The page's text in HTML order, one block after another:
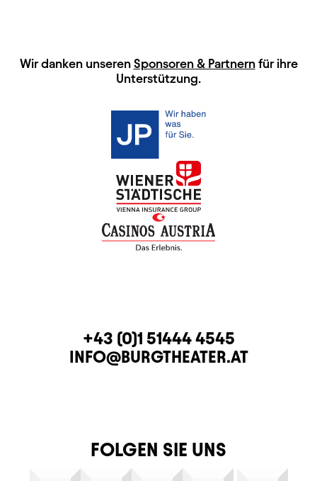
HAUPTSPONSOREN
Wir danken unseren Sponsoren & Partnernfür ihre
Unterstützung.
KONTAKTTELEFON
+43 (0)1 51444 4545
E-MAIL
INFO@BURGTHEATER.AT
FOLGEN SIE UNS